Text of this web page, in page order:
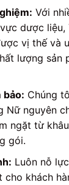
Với
dược liệu,
vị thế và
lượng sản
bảo: Chúng
Nữ nguyên
ngặt từ
gói.
Luôn nỗ
cho khách